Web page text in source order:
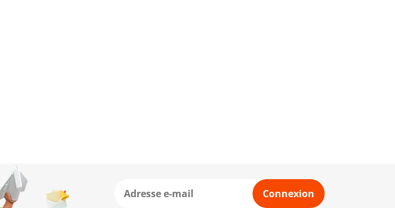
Connexion